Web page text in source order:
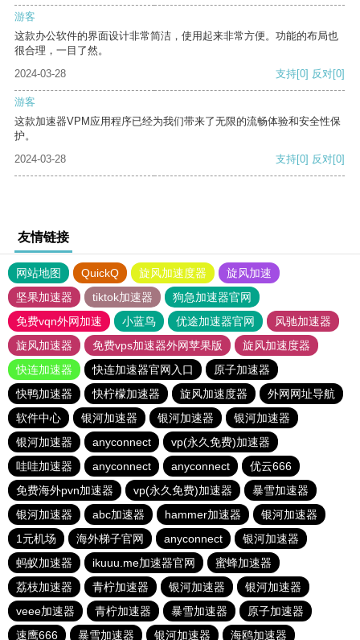
游客
这款办公软件的界面设计非常简洁，使用起来非常方便。功能的布局也
很合理，一目了然。
2024-03-28
支持[0] 反对[0]
游客
这款加速器VPM应用程序已经为我们带来了无限的流畅体验和安全性保
护。
2024-03-28
支持[0] 反对[0]
友情链接
网站地图 QuickQ 旋风加速度器
旋风加速
坚果加速器
tiktok加速器
狗急加速器官网
免费vqn外网加速
小蓝鸟 优途加速器官网
风驰加速器
旋风加速器
免费vps加速器外网苹果版
旋风加速度器
快连加速器
快连加速器官网入口
原子加速器
快鸭加速器
快柠檬加速器 旋风加速度器
外网网址导航
软件中心
银河加速器 银河加速器
银河加速器
银河加速器
anyconnect
vp(永久免费)加速器
哇哇加速器
anyconnect anyconnect
优云666
免费海外pvn加速器
vp(永久免费)加速器
暴雪加速器
银河加速器
abc加速器 hammer加速器
银河加速器
1元机场
海外梯子官网 anyconnect
银河加速器
蚂蚁加速器
ikuuu.me加速器官网
蜜蜂加速器
荔枝加速器
青柠加速器 银河加速器
银河加速器
veee加速器
青柠加速器 暴雪加速器
原子加速器
速鹰666
暴雪加速器 银河加速器 海鸥加速器